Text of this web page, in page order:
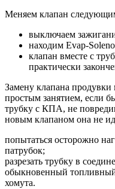
Меняем клапан
выключаем
находим Evap-
клапан вместе с
практически
Замену клапана
простым занятием, если
трубку с КПА, не
новым клапаном она не
попытаться осторожно
патрубок;
разрезать трубку в
обыкновенный
хомута.